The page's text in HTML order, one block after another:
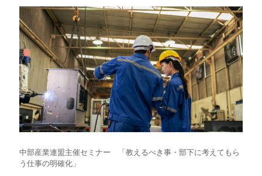
中部産業連盟主催セミナー 「教えるべき事・部下に考えてもら
う仕事の明確化」